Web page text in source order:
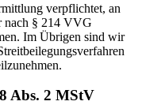
verpflichtet, an
nach § 214 VVG
Im Übrigen sind wir
Abs. 2 MStV